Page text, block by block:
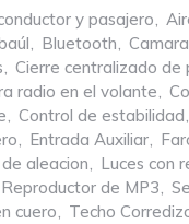
y pasajero,
, Bluetooth,
, Cierre centralizado de
radio en el volante,
, Control de estabilidad,
, Entrada Auxiliar,
aleacion, Luces con
Reproductor de MP3,
cuero, Techo